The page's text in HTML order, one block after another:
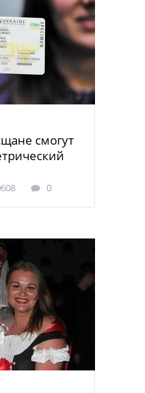
смогут
0